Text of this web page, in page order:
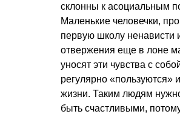
склонны к асоциальным
Маленькие человечки,
первую школу ненависти
отвержения еще в лоне
уносят эти чувства с
регулярно «пользуются»
жизни. Таким людям
быть счастливыми,